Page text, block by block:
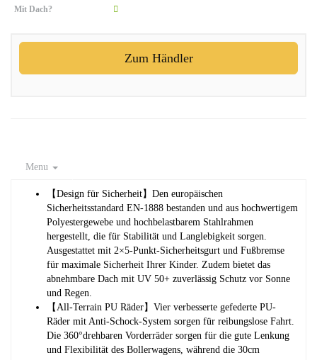
Zum Händler
Mit Dach?
Menu
【Design für Sicherheit】Den europäischen
Sicherheitsstandard EN-1888 bestanden und aus hochwertigem
Polyestergewebe und hochbelastbarem Stahlrahmen
hergestellt, die für Stabilität und Langlebigkeit sorgen.
Ausgestattet mit 2×5-Punkt-Sicherheitsgurt und Fußbremse
für maximale Sicherheit Ihrer Kinder. Zudem bietet das
abnehmbare Dach mit UV 50+ zuverlässig Schutz vor Sonne
und Regen.
【All-Terrain PU Räder】Vier verbesserte gefederte PU-
Räder mit Anti-Schock-System sorgen für reibungslose Fahrt.
Die 360°drehbaren Vorderräder sorgen für die gute Lenkung
und Flexibilität des Bollerwagens, während die 30cm